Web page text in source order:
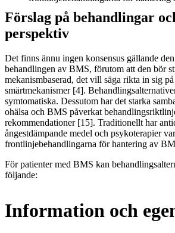
Förslag på behandlingar
perspektiv
Det finns ännu ingen konsensus gällande
behandlingen av BMS, förutom att den bör
mekanismbaserad, det vill säga rikta in sig
smärtmekanismer [4].
symtomatiska. Dessutom har det starka
ohälsa och BMS påverkat
rekommendationer [15]. Traditionellt har
ångestdämpande medel och psykoterapier
frontlinjebehandlingarna för hantering av
För patienter med BMS kan
följande:
Information och